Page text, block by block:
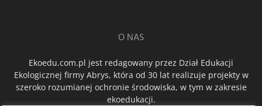
O NAS
Ekoedu.com.pl jest redagowany przez Dział Edukacji
Ekologicznej firmy Abrys, która od 30 lat realizuje projekty w
szeroko rozumianej ochronie środowiska, w tym w zakresie
ekoedukacji.